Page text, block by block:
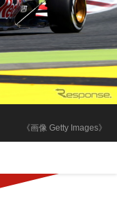
《画像 Getty Images》